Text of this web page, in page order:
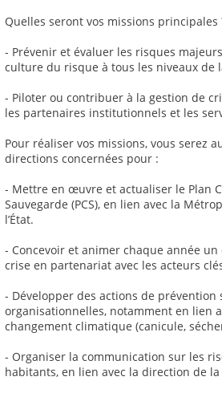
Quelles seront vos missions principales
- Prévenir et évaluer les risques
culture du risque à tous les niveaux de
- Piloter ou contribuer à la gestion de
les partenaires institutionnels et les
Pour réaliser vos missions, vous serez
directions concernées pour :
- Mettre en œuvre et actualiser le Plan
Sauvegarde (PCS), en lien avec la
l’État.
- Concevoir et animer chaque année un
crise en partenariat avec les acteurs
- Développer des actions de
organisationnelles, notamment en lien
changement climatique (canicule,
- Organiser la communication sur les
habitants, en lien avec la direction de